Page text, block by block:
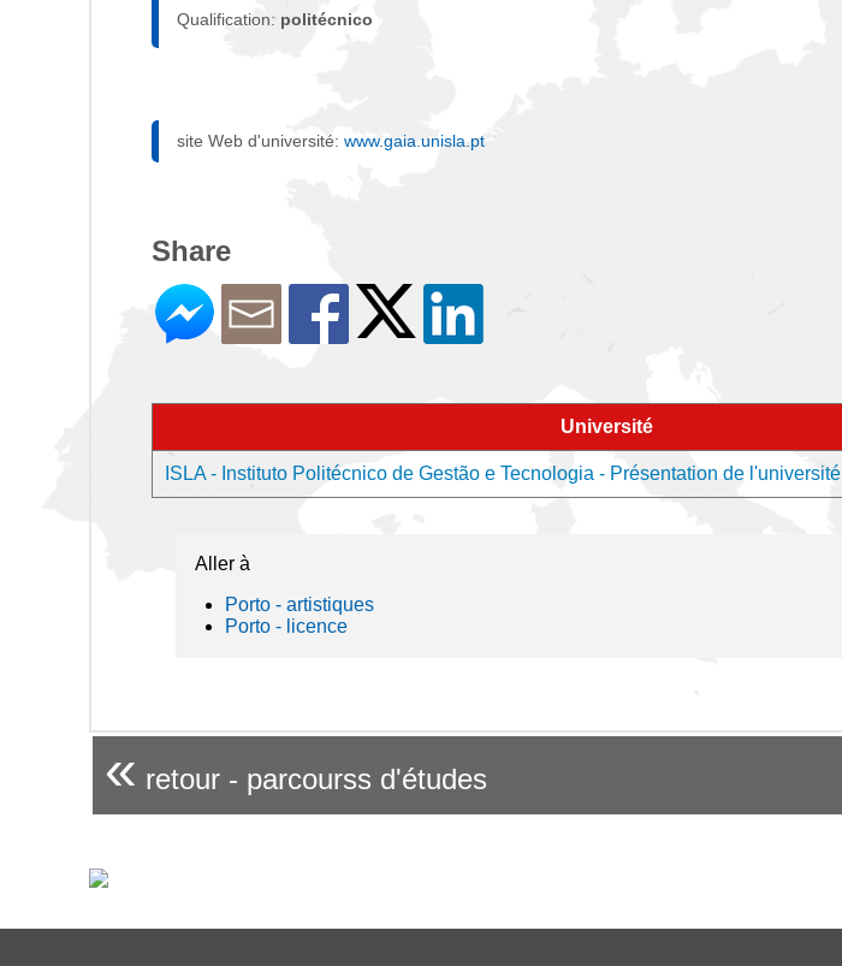
Qualification: politécnico
site Web d'université: www.gaia.unisla.pt
Share
Université
ISLA - Instituto Politécnico de Gestão e Tecnologia - Présentation de l'université
Aller à
Porto - artistiques
Porto - licence
« retour - parcourss d'études